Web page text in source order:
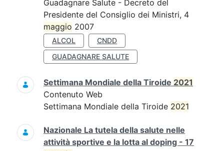
Guadagnare Salute - Decreto del
Presidente del Consiglio dei Ministri, 4
maggio 2007
ALCOL
CNDD
GUADAGNARE SALUTE
Settimana Mondiale della Tiroide 2021
Contenuto Web
Settimana Mondiale della Tiroide 2021
Nazionale La tutela della salute nelle
attività sportive e la lotta al doping - 17